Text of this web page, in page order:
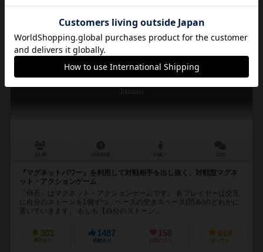
16
侍石（じしゃく）
Jishaku
『マグネットパワー』を利用して対戦相手を出し抜く、対戦型マグネ
ット・アクションゲーム
「侍石」はマグネット・アクションゲームです。 各プレイヤーは交互
に自分のストーンを1個ずつ、ベースの空きスペース(凹み)のどれかに
置いていきます。 もしも【自分のストーン...
303
興味あり
1487
経験あり
158
お気に入り
619
持ってる